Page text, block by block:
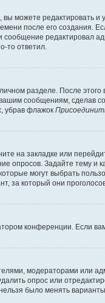
можете редактировать
после его создания.
редактировал
то ответил.
разделе. После
сообщениям, сделав
убрав флажок
на закладке или
опросов. Задайте тему
могут выбрать
за который они
конференции. Если
модераторами или
опрос или
было менять